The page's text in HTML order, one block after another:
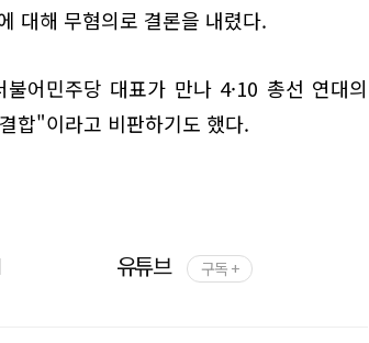
대해 무혐의로 결론을 내렸다.
어민주당 대표가 만나 4·10 총선 연대의
합"이라고 비판하기도 했다.
유튜브 구독 +